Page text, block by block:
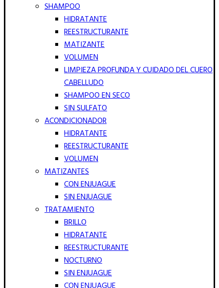
SHAMPOO
HIDRATANTE
REESTRUCTURANTE
MATIZANTE
VOLUMEN
LIMPIEZA PROFUNDA Y CUIDADO DEL CUERO
CABELLUDO
SHAMPOO EN SECO
SIN SULFATO
ACONDICIONADOR
HIDRATANTE
REESTRUCTURANTE
VOLUMEN
MATIZANTES
CON ENJUAGUE
SIN ENJUAGUE
TRATAMIENTO
BRILLO
HIDRATANTE
REESTRUCTURANTE
NOCTURNO
SIN ENJUAGUE